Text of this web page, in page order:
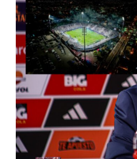
FRUSTRA
EL
FICHAJE
DE
SONNE
CON
EQUIPO
EN
TURQUIA